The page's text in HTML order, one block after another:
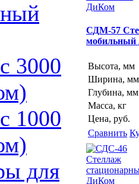
3000
1000
для
СДМ-57
Высота, мм
Ширина, мм
Глубина, мм
Масса, кг
Цена, руб.
Сравнить